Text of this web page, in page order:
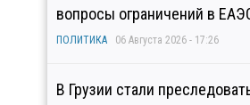
вопросы ограничений в
ПОЛИТИКА 06 Августа 2026 - 17:26
В Грузии стали